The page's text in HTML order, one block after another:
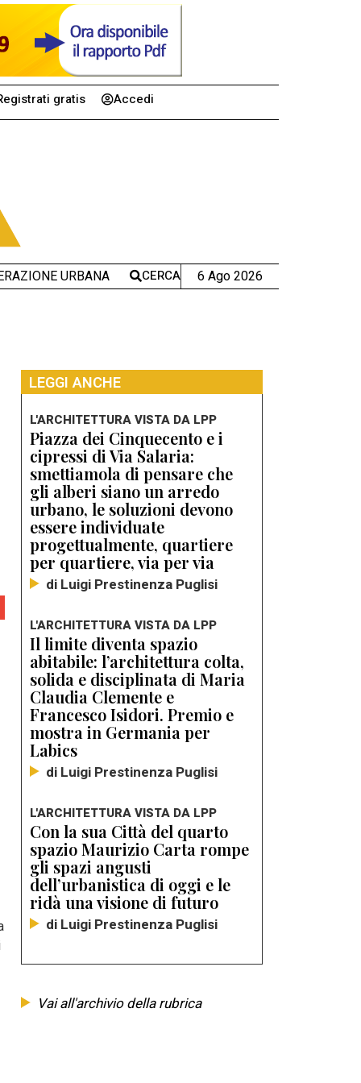
gratis Accedi
URBANA CERCA 6 Ago 2026
LEGGI ANCHE
L'ARCHITETTURA VISTA DA LPP
Piazza dei Cinquecento e i
cipressi di Via Salaria:
smettiamola di pensare che
gli alberi siano un arredo
urbano, le soluzioni devono
essere individuate
progettualmente, quartiere
per quartiere, via per via
di Luigi Prestinenza Puglisi
L'ARCHITETTURA VISTA DA LPP
Il limite diventa spazio
abitabile: l’architettura colta,
solida e disciplinata di Maria
Claudia Clemente e
Francesco Isidori. Premio e
mostra in Germania per
Labics
di Luigi Prestinenza Puglisi
L'ARCHITETTURA VISTA DA LPP
Con la sua Città del quarto
spazio Maurizio Carta rompe
gli spazi angusti
dell’urbanistica di oggi e le
ridà una visione di futuro
di Luigi Prestinenza Puglisi
Vai all'archivio della rubrica